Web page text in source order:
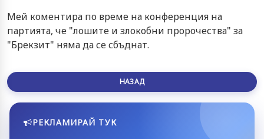
Мей коментира по време на конференция на
партията, че "лошите и злокобни пророчества" за
"Брекзит" няма да се сбъднат.
НАЗАД
РЕКЛАМИРАЙ ТУК